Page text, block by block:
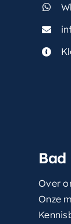
Over
Onze